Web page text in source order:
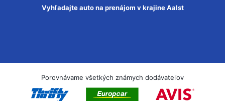
Vyhľadajte auto na prenájom v krajine Aalst
Porovnávame všetkých známych dodávateľov